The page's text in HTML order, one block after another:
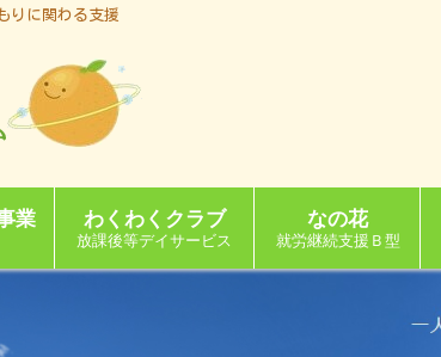
りに関わる支援
業 わくわくクラブ
放課後等デイサービス
なの花
就労継続支援Ｂ型